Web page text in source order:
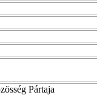
Naše
Magyar